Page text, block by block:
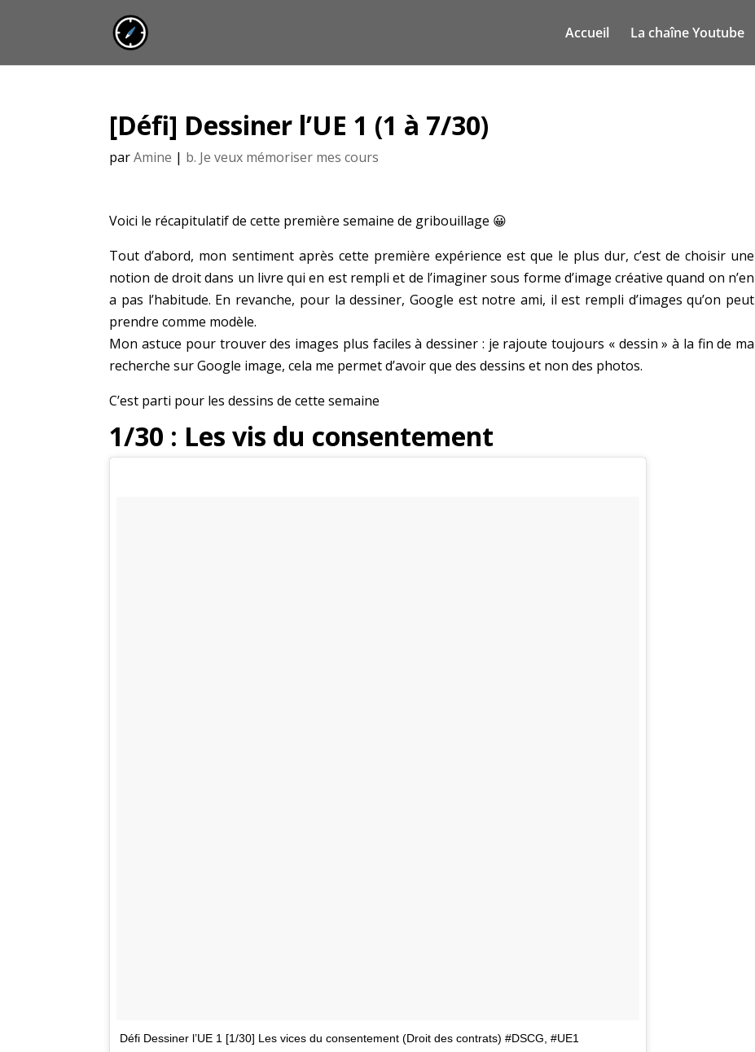
Accueil La chaîne Youtube
[Défi] Dessiner l’UE 1 (1 à 7/30)
parAmine | b. Je veux mémoriser mes cours
Voici le récapitulatif de cette première semaine de gribouillage 😀
Tout d’abord, mon sentiment après cette première expérience est que le plus dur, c’est de choisir une
notion de droit dans un livre qui en est rempli et de l’imaginer sous forme d’image créative quand on n’en
a pas l’habitude. En revanche, pour la dessiner, Google est notre ami, il est rempli d’images qu’on peut
prendre comme modèle.
Mon astuce pour trouver des images plus faciles à dessiner : je rajoute toujours « dessin » à la fin de ma
recherche sur Google image, cela me permet d’avoir que des dessins et non des photos.
C’est parti pour les dessins de cette semaine
1/30 : Les vis du consentement
Défi Dessiner l’UE 1 [1/30] Les vices du consentement (Droit des contrats) #DSCG, #UE1